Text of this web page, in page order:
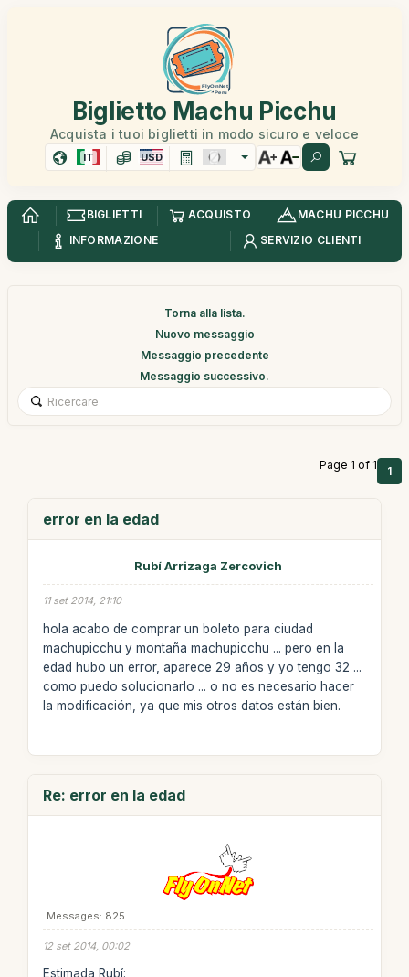
Biglietto Machu Picchu
Acquista i tuoi biglietti in modo sicuro e veloce
IT USD
BIGLIETTI ACQUISTO
MACHU PICCHU
INFORMAZIONE
SERVIZIO CLIENTI
Torna alla lista.
Nuovo messaggio
Messaggio precedente
Messaggio successivo.
Page 1 of 1 1
error en la edad
Rubí Arrizaga Zercovich
11 set 2014, 21:10
hola acabo de comprar un boleto para ciudad
machupicchu y montaña machupicchu ... pero en la
edad hubo un error, aparece 29 años y yo tengo 32 ...
como puedo solucionarlo ... o no es necesario hacer
la modificación, ya que mis otros datos están bien.
Re: error en la edad
Messages: 825
12 set 2014, 00:02
Estimada Rubí: